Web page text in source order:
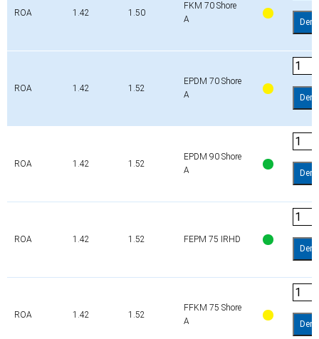
ROA 1.42 1.50
FKM 70 Shore
A
ROA 1.42 1.52
EPDM 70 Shore
A
ROA 1.42 1.52
EPDM 90 Shore
A
ROA 1.42 1.52
FEPM 75 IRHD
ROA 1.42 1.52
FFKM 75 Shore
A